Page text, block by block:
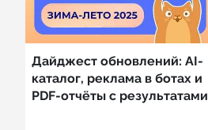
Дайджест обновлений: AI-
каталог, реклама в ботах и
PDF-отчёты с результатами